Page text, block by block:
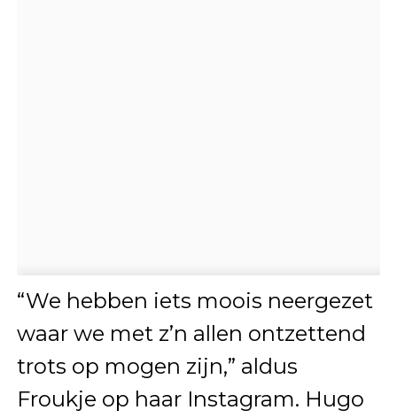
“We hebben iets moois neergezet
waar we met z’n allen ontzettend
trots op mogen zijn,” aldus
Froukje op haar Instagram. Hugo